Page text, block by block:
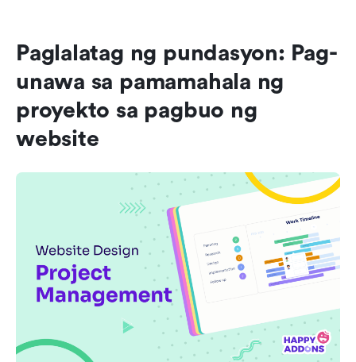
Paglalatag ng pundasyon: Pag-
unawa sa pamamahala ng
proyekto sa pagbuo ng
website